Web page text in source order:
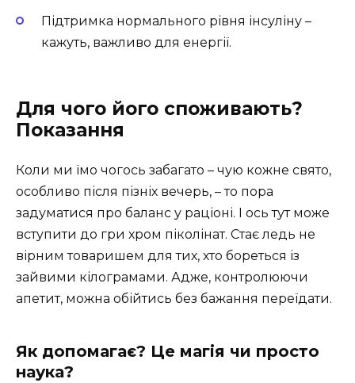
Підтримка нормального рівня інсуліну –
кажуть, важливо для енергії.
Для чого його споживають?
Показання
Коли ми їмо чогось забагато – чую кожне свято,
особливо після пізніх вечерь, – то пора
задуматися про баланс у раціоні. І ось тут може
вступити до гри хром піколінат. Стає ледь не
вірним товаришем для тих, хто бореться із
зайвими кілограмами. Адже, контролюючи
апетит, можна обійтись без бажання переїдати.
Як допомагає? Це магія чи просто
наука?